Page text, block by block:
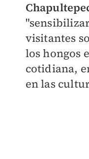
visitantes
los hongos
cotidiana,
en las